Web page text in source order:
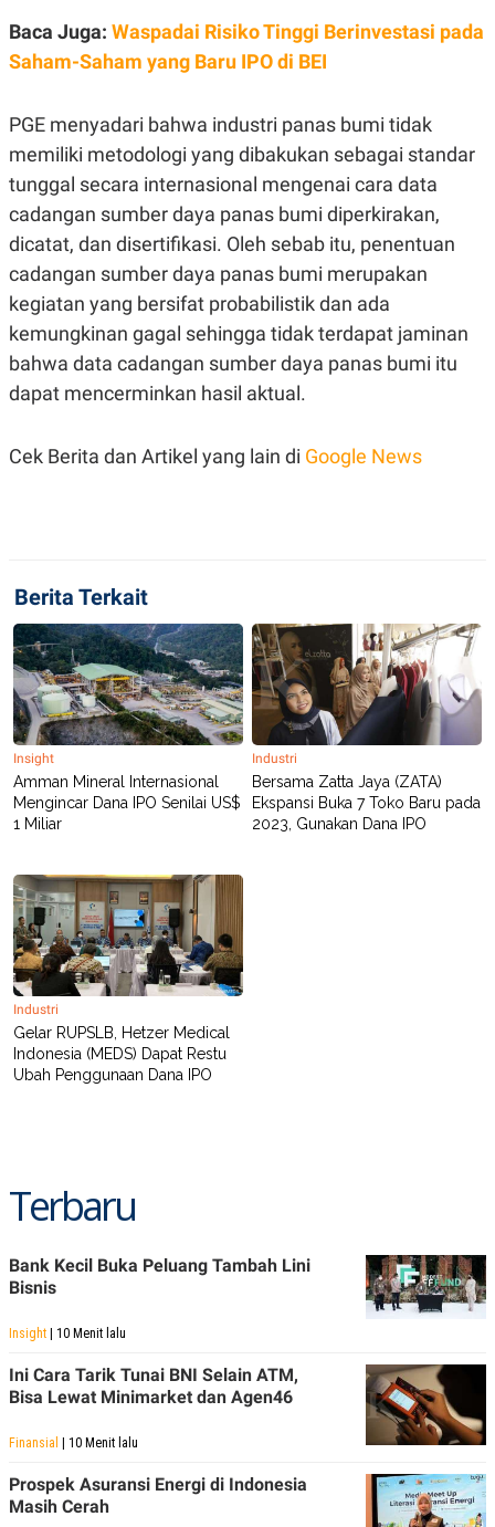
T
D
E
S
O
T
A
T
I
S
U
JARINGAN
K
O
N
Y
P
R
S
R
I
D
L
A
N
G
G
A
N
A
N
C
E
K
K
I
N
E
R
J
A
E
I
T
E
P
A
P
E
R
A
D
V
E
R
T
I
S
I
N
I
D
OF
USE
PEMBERITAAN
PRIVACY
POLICY
Baca Juga: Waspadai Risiko Tinggi Berinvestasi pada
Saham-Saham yang Baru IPO di BEI
PGE menyadari bahwa industri panas bumi tidak
memiliki metodologi yang dibakukan sebagai standar
tunggal secara internasional mengenai cara data
cadangan sumber daya panas bumi diperkirakan,
dicatat, dan disertifikasi. Oleh sebab itu, penentuan
cadangan sumber daya panas bumi merupakan
kegiatan yang bersifat probabilistik dan ada
kemungkinan gagal sehingga tidak terdapat jaminan
bahwa data cadangan sumber daya panas bumi itu
dapat mencerminkan hasil aktual.
Cek Berita dan Artikel yang lain di Google News
Berita Terkait
Insight
Amman Mineral Internasional
Mengincar Dana IPO Senilai US$
1 Miliar
Industri
Bersama Zatta Jaya (ZATA)
Ekspansi Buka 7 Toko Baru pada
2023, Gunakan Dana IPO
Industri
Gelar RUPSLB, Hetzer Medical
Indonesia (MEDS) Dapat Restu
Ubah Penggunaan Dana IPO
Terbaru
Bank Kecil Buka Peluang Tambah Lini
Bisnis
Insight | 10 Menit lalu
Ini Cara Tarik Tunai BNI Selain ATM,
Bisa Lewat Minimarket dan Agen46
Finansial | 10 Menit lalu
Prospek Asuransi Energi di Indonesia
Masih Cerah